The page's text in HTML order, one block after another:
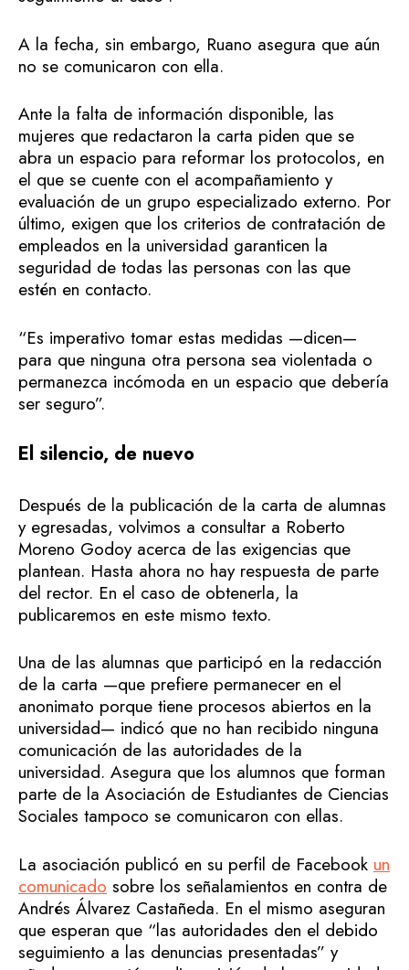
A la fecha, sin embargo, Ruano asegura que aún
no se comunicaron con ella.
Ante la falta de información disponible, las
mujeres que redactaron la carta piden que se
abra un espacio para reformar los protocolos, en
el que se cuente con el acompañamiento y
evaluación de un grupo especializado externo. Por
último, exigen que los criterios de contratación de
empleados en la universidad garanticen la
seguridad de todas las personas con las que
estén en contacto.
“Es imperativo tomar estas medidas —dicen—
para que ninguna otra persona sea violentada o
permanezca incómoda en un espacio que debería
ser seguro”.
El silencio, de nuevo
Después de la publicación de la carta de alumnas
y egresadas, volvimos a consultar a Roberto
Moreno Godoy acerca de las exigencias que
plantean. Hasta ahora no hay respuesta de parte
del rector. En el caso de obtenerla, la
publicaremos en este mismo texto.
Una de las alumnas que participó en la redacción
de la carta —que prefiere permanecer en el
anonimato porque tiene procesos abiertos en la
universidad— indicó que no han recibido ninguna
comunicación de las autoridades de la
universidad. Asegura que los alumnos que forman
parte de la Asociación de Estudiantes de Ciencias
Sociales tampoco se comunicaron con ellas.
La asociación publicó en su perfil de Facebook un
comunicado sobre los señalamientos en contra de
Andrés Álvarez Castañeda. En el mismo aseguran
que esperan que “las autoridades den el debido
seguimiento a las denuncias presentadas” y